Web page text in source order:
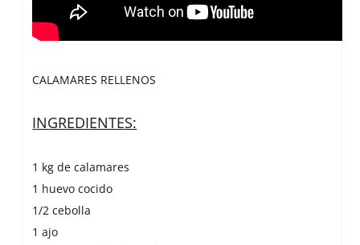
CALAMARES RELLENOS
INGREDIENTES:
1 kg de calamares
1 huevo cocido
1/2 cebolla
1 ajo